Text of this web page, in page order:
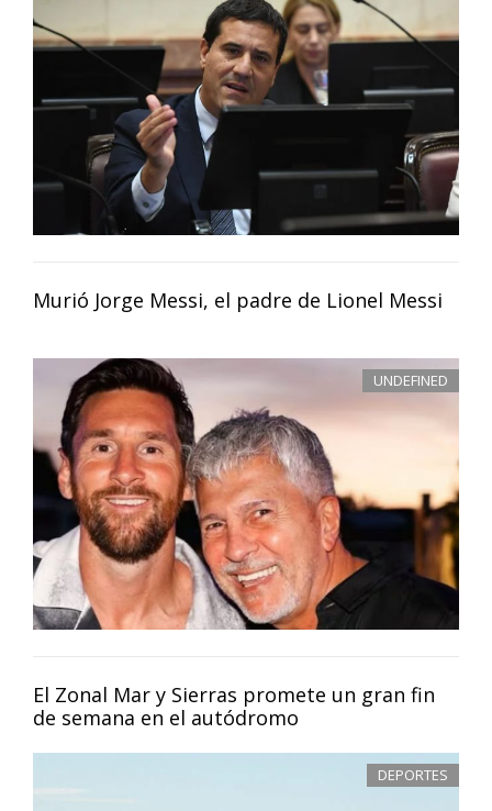
Murió Jorge Messi, el padre de Lionel Messi
UNDEFINED
El Zonal Mar y Sierras promete un gran fin
de semana en el autódromo
DEPORTES